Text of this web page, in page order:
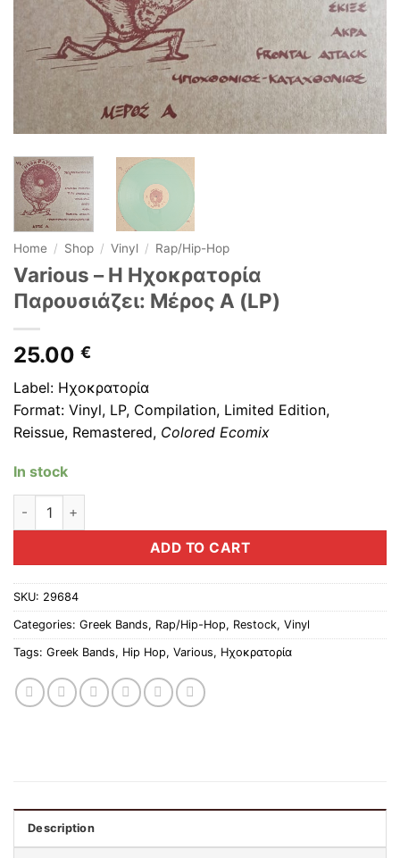
Home / Shop / Vinyl / Rap/Hip-Hop
Various – Η Ηχοκρατορία
Παρουσιάζει: Μέρος Α (LP)
25.00 €
Label: Ηχοκρατορία
Format: Vinyl, LP, Compilation, Limited Edition,
Reissue, Remastered, Colored Ecomix
In stock
Various – Η Ηχοκρατορία Παρουσιάζει: Μέρος Α (LP) quantity
ADD TO CART
SKU: 29684
Categories: Greek Bands, Rap/Hip-Hop, Restock, Vinyl
Tags: Greek Bands, Hip Hop, Various, Ηχοκρατορία
Description